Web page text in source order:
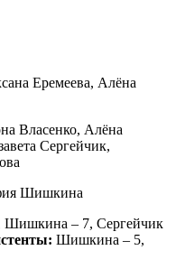
Еремеева, Алёна
Власенко, Алёна
Сергейчик,
Шишкина
Шишкина – 7, Сергейчик
Шишкина – 5,